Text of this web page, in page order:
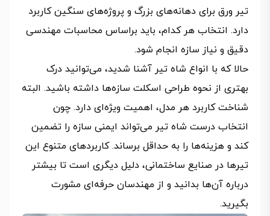
تیر ورق برای دهانه‌های بزرگ و پروژه‌های سنگین کاربرد
دارد. انتخاب هر کدام، باید براساس محاسبات مهندسی
دقیق و نیاز سازه انجام شود.
حالا که با انواع شاه تیر آشنا شدید، می‌توانید درک
بهتری از نحوه طراحی اسکلت سازه‌ها داشته باشید. البته
شناخت کاربرد هر مدل، اهمیت ویژه‌ای دارد. چون
انتخاب درست شاه تیر می‌تواند ایمنی سازه را تضمین
کند و هزینه‌ها را به‌ حداقل برساند. کاربردهای متنوع این
تیرها در صنایع ساختمانی، دلیل دیگری است تا بیشتر
درباره آن‌ها بدانید و از مهندسان حرفه‌ای مشورت
بگیرید.